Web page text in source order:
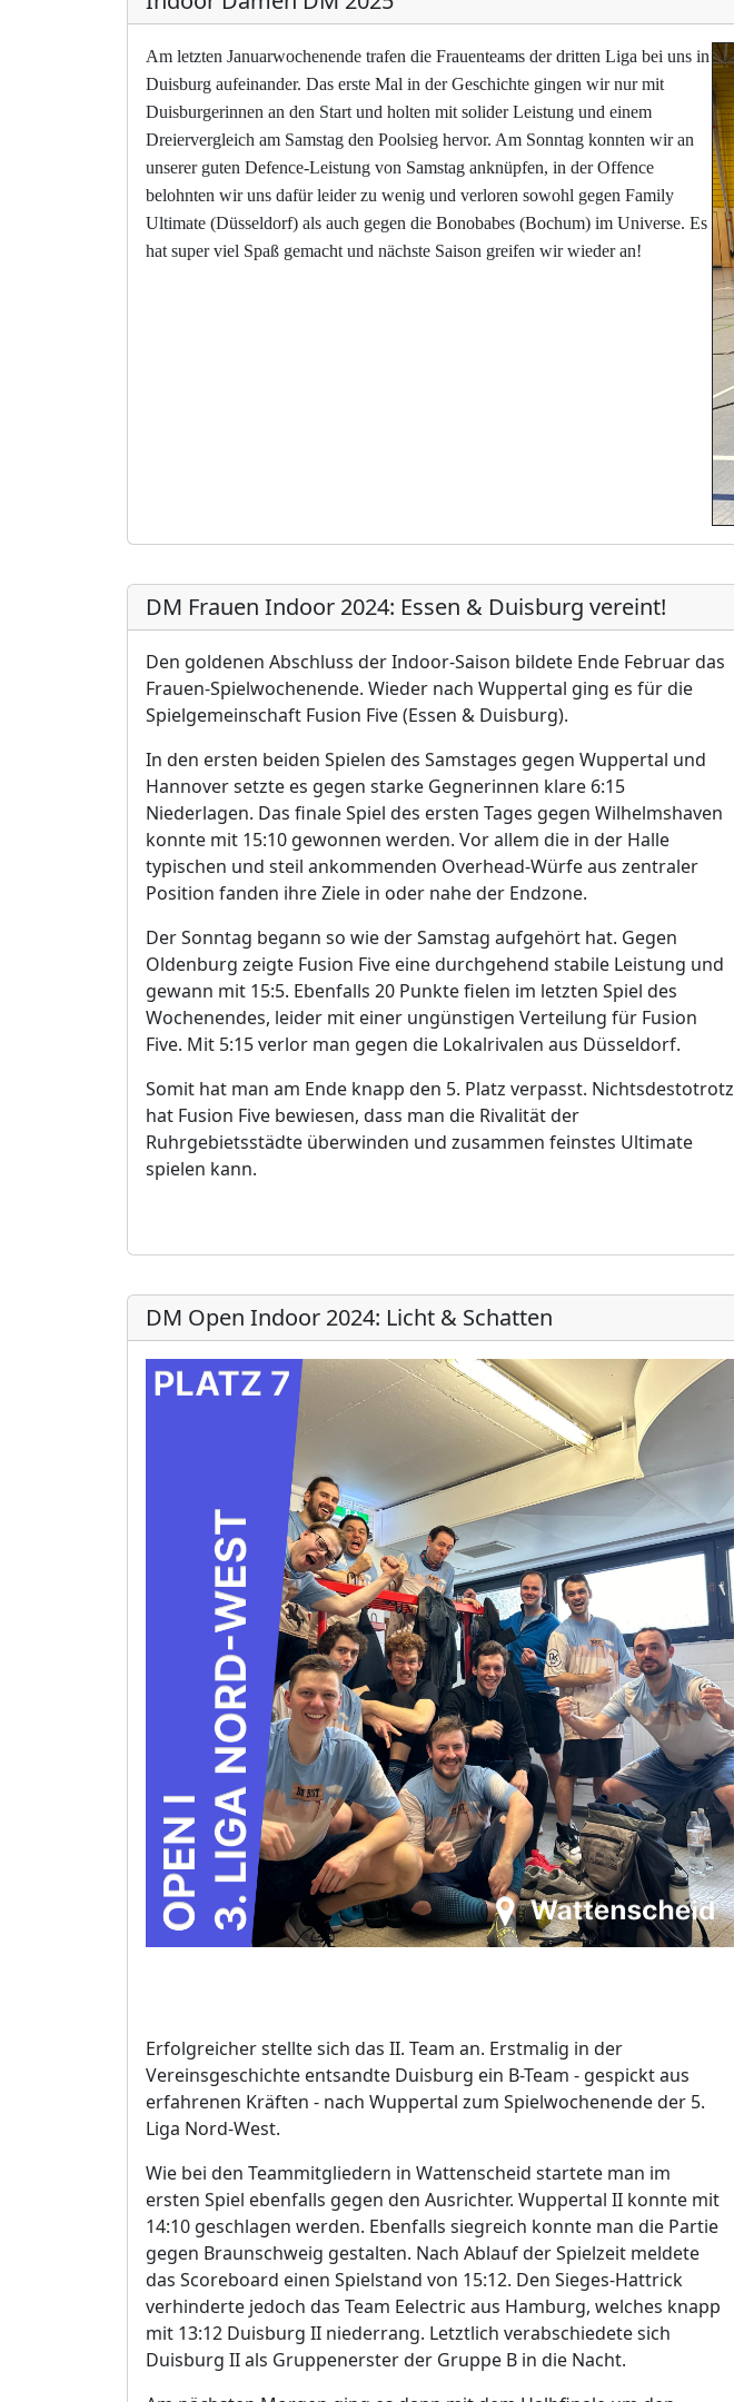
Am letzten Januarwochenende trafen die Frauenteams der dritten Liga bei uns in
Duisburg aufeinander. Das erste Mal in der Geschichte gingen wir nur mit
Duisburgerinnen an den Start und holten mit solider Leistung und einem
Dreiervergleich am Samstag den Poolsieg hervor. Am Sonntag konnten wir an
unserer guten Defence-Leistung von Samstag anknüpfen, in der Offence
belohnten wir uns dafür leider zu wenig und verloren sowohl gegen Family
Ultimate (Düsseldorf) als auch gegen die Bonobabes (Bochum) im Universe. Es
hat super viel Spaß gemacht und nächste Saison greifen wir wieder an!
DM Frauen Indoor 2024: Essen & Duisburg vereint!
Den goldenen Abschluss der Indoor-Saison bildete Ende Februar das
Frauen-Spielwochenende. Wieder nach Wuppertal ging es für die
Spielgemeinschaft Fusion Five (Essen & Duisburg).
In den ersten beiden Spielen des Samstages gegen Wuppertal und
Hannover setzte es gegen starke Gegnerinnen klare 6:15
Niederlagen. Das finale Spiel des ersten Tages gegen Wilhelmshaven
konnte mit 15:10 gewonnen werden. Vor allem die in der Halle
typischen und steil ankommenden Overhead-Würfe aus zentraler
Position fanden ihre Ziele in oder nahe der Endzone.
Der Sonntag begann so wie der Samstag aufgehört hat. Gegen
Oldenburg zeigte Fusion Five eine durchgehend stabile Leistung und
gewann mit 15:5. Ebenfalls 20 Punkte fielen im letzten Spiel des
Wochenendes, leider mit einer ungünstigen Verteilung für Fusion
Five. Mit 5:15 verlor man gegen die Lokalrivalen aus Düsseldorf.
Somit hat man am Ende knapp den 5. Platz verpasst. Nichtsdestotrotz
hat Fusion Five bewiesen, dass man die Rivalität der
Ruhrgebietsstädte überwinden und zusammen feinstes Ultimate
spielen kann.
DM Open Indoor 2024: Licht & Schatten
Erfolgreicher stellte sich das II. Team an. Erstmalig in der
Vereinsgeschichte entsandte Duisburg ein B-Team - gespickt aus
erfahrenen Kräften - nach Wuppertal zum Spielwochenende der 5.
Liga Nord-West.
Wie bei den Teammitgliedern in Wattenscheid startete man im
ersten Spiel ebenfalls gegen den Ausrichter. Wuppertal II konnte mit
14:10 geschlagen werden. Ebenfalls siegreich konnte man die Partie
gegen Braunschweig gestalten. Nach Ablauf der Spielzeit meldete
das Scoreboard einen Spielstand von 15:12. Den Sieges-Hattrick
verhinderte jedoch das Team Eelectric aus Hamburg, welches knapp
mit 13:12 Duisburg II niederrang. Letztlich verabschiedete sich
Duisburg II als Gruppenerster der Gruppe B in die Nacht.